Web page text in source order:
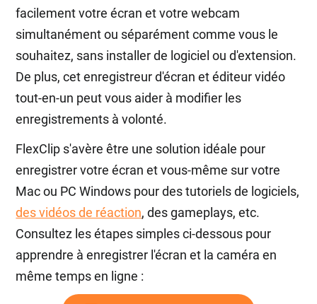
facilement votre écran et votre webcam
simultanément ou séparément comme vous le
souhaitez, sans installer de logiciel ou d'extension.
De plus, cet enregistreur d'écran et éditeur vidéo
tout-en-un peut vous aider à modifier les
enregistrements à volonté.
FlexClip s'avère être une solution idéale pour
enregistrer votre écran et vous-même sur votre
Mac ou PC Windows pour des tutoriels de logiciels,
des vidéos de réaction, des gameplays, etc.
Consultez les étapes simples ci-dessous pour
apprendre à enregistrer l'écran et la caméra en
même temps en ligne :